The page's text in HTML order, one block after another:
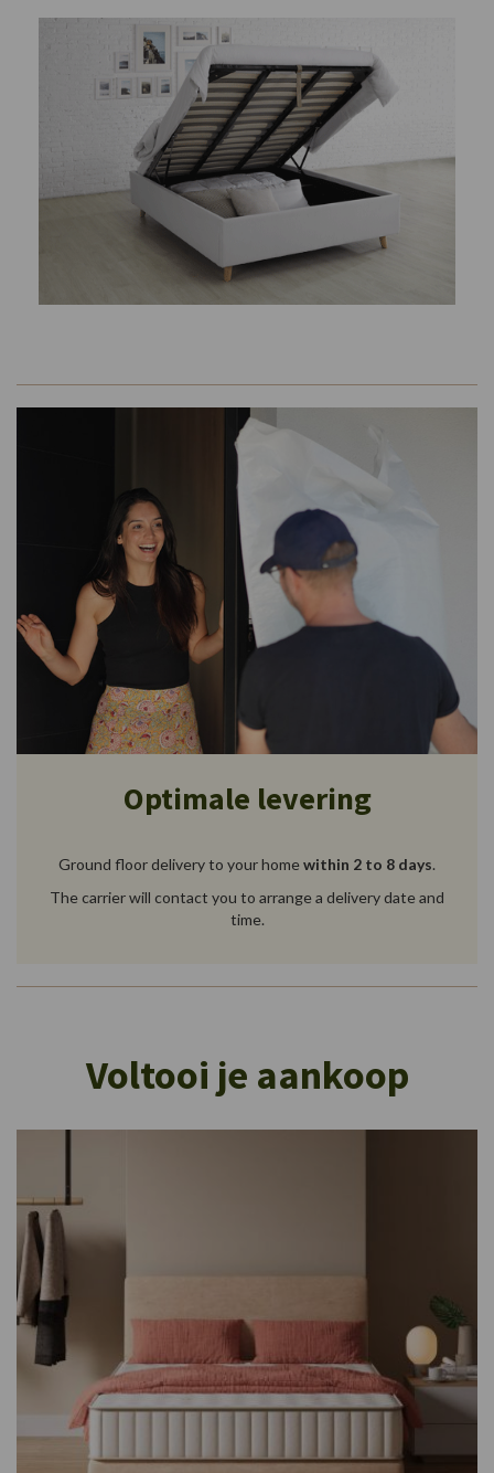
Optimale levering
Ground floor delivery to your homewithin 2 to 8 days.
The carrier will contact you to arrange a delivery date and
time.
Voltooi je aankoop